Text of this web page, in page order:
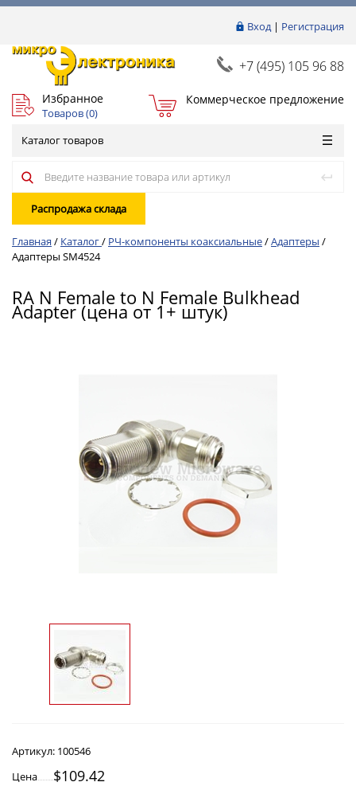
Вход| Регистрация
+7 (495) 105 96 88
Избранное
Товаров (0)
Коммерческое предложение
Каталог товаров
Распродажа склада
Главная / Каталог/ РЧ-компоненты коаксиальные/Адаптеры /
Адаптеры SM4524
RA N Female to N Female Bulkhead
Adapter (цена от 1+ штук)
Артикул: 100546
Цена
$109.42